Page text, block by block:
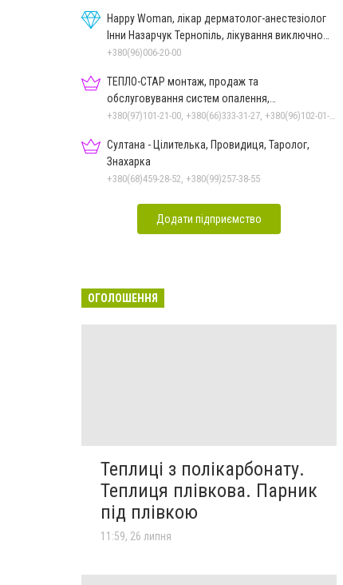
Happy Woman, лікар дерматолог-анестезіолог
Інни Назарчук Тернопіль, лікування виключно
важких станів
+380(96)006-20-00
ТЕПЛО-СТАР монтаж, продаж та
обслуговування систем опалення,
кондиціонерів та вентиляції, сантехніка
+380(97)101-21-00, +380(66)333-31-27, +380(96)102-01-20
Султана - Цілителька, Провидиця, Таролог,
Знахарка
+380(68)459-28-52, +380(99)257-38-55
Додати підприємство
ОГОЛОШЕННЯ
Теплиці з полікарбонату.
Теплиця плівкова. Парник
під плівкою
11:59, 26 липня